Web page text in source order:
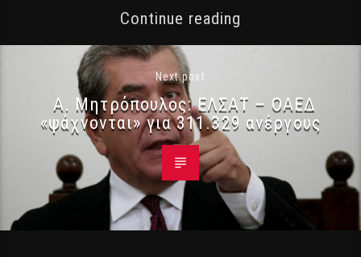
Continue reading
Next post
Α. Μητρόπουλος: ΕΛΣΑΤ – ΟΑΕΔ
«ψάχνονται» για 311.329 ανέργους